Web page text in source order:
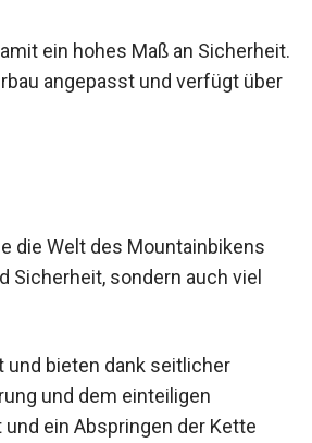
ein hohes Maß an Sicherheit.
angepasst und verfügt über
die Welt des Mountainbikens
Sicherheit, sondern auch viel
und bieten dank seitlicher
und dem einteiligen
ein Abspringen der Kette